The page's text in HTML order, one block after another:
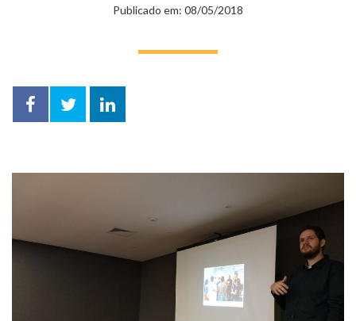
Publicado em: 08/05/2018
Facebook
TwitterLinkedIn